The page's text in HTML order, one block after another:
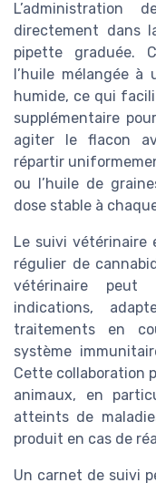
directement dans
pipette graduée.
l’huile mélangée
humide, ce qui
supplémentaire
agiter le flacon
répartir
ou l’huile de
dose stable à
Le suivi vétérinaire
régulier de
vétérinaire peut
indications,
traitements en
système
Cette collaboration
animaux, en
atteints de
produit en cas de
Un carnet de suivi